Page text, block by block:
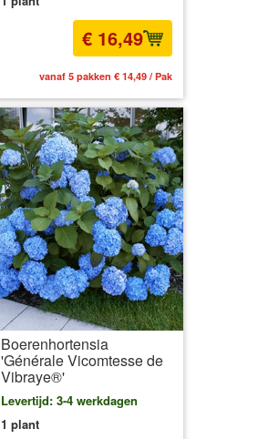
€ 16,49
vanaf 5 pakken € 14,49 / Pak
Boerenhortensia
'Générale Vicomtesse de
Vibraye®'
Levertijd: 3-4 werkdagen
1 plant